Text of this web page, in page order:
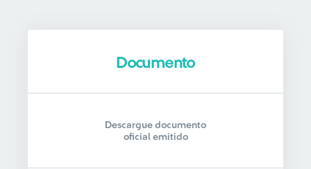
Documento
Descargue documento
oficial emitido